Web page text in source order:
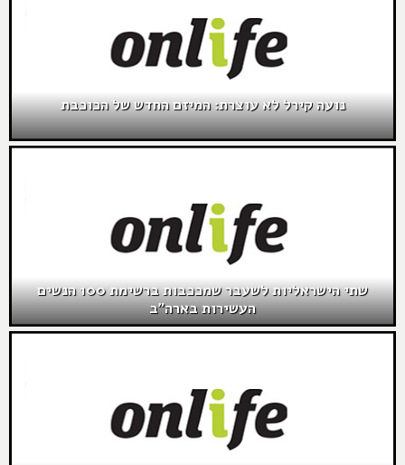
נועה קירל לא עוצרת: המיזם החדש של הכוכבת
שתי הישראליות לשעבר שמככבות ברשימת 100 הנשים
העשירות בארה”ב